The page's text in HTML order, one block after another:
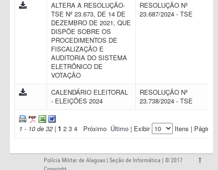
ALTERA A RESOLUÇÃO-
TSE Nº 23.673, DE 14 DE
DEZEMBRO DE 2021, QUE
DISPÕE SOBRE OS
PROCEDIMENTOS DE
FISCALIZAÇÃO E
AUDITORIA DO SISTEMA
ELETRÔNICO DE
VOTAÇÃO
RESOLUÇÃO Nº
23.687/2024 - TSE
CALENDÁRIO ELEITORAL
- ELEIÇÕES 2024
RESOLUÇÃO Nº
23.738/2024 - TSE
1 - 10 de 32| 1 2 3 4 Próximo Último | Exibir Itens | Página:
Polícia Militar de Alagoas | Seção de Informática | © 2017